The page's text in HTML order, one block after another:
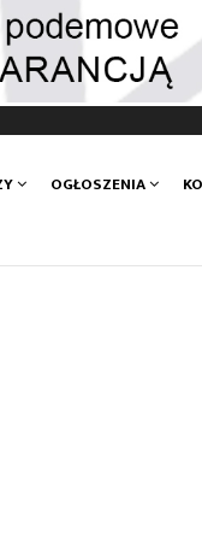
OGŁOSZENIA